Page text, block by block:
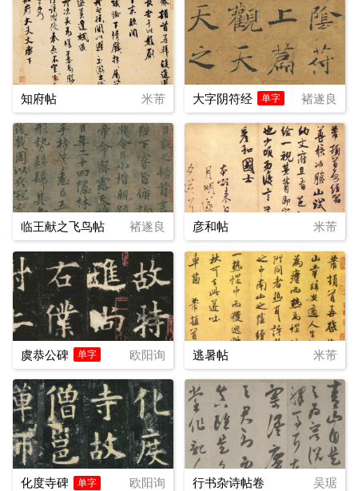
知府帖 米芾 大字阴符经 单字 褚遂良
临王献之飞鸟帖 褚遂良 彦和帖 米芾
虞恭公碑 单字 欧阳询 逃暑帖 米芾
化度寺碑 单字 欧阳询 行书杂诗帖卷 吴琚